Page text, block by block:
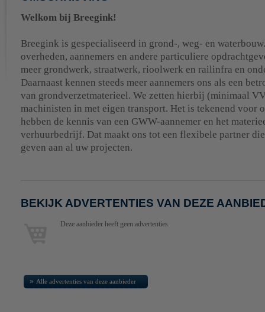
Welkom bij Breegink!
Breegink is gespecialiseerd in grond-, weg- en
overheden, aannemers en andere particuliere
meer grondwerk, straatwerk, rioolwerk en railinfra en
Daarnaast kennen steeds meer aannemers ons als een
van grondverzetmaterieel. We zetten hierbij (minimaal
machinisten in met eigen transport. Het is tekenend voor
hebben de kennis van een GWW-aannemer en het
verhuurbedrijf. Dat maakt ons tot een flexibele partner
geven aan al uw projecten.
BEKIJK ADVERTENTIES VAN DEZE
Deze aanbieder heeft geen advertenties.
» Alle advertenties van deze aanbieder